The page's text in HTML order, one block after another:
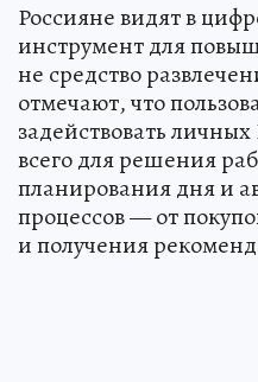
Россияне видят в
инструмент для
не средство
отмечают, что
задействовать
всего для решения
планирования дня и
процессов — от
и получения